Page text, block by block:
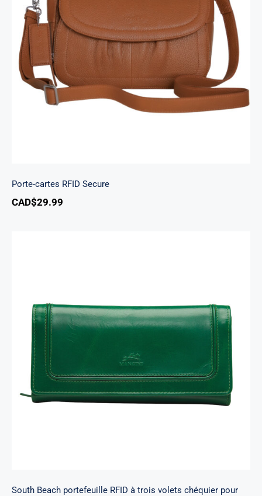
Porte-cartes RFID Secure
Porte-cartes RFID Secure
CAD$29.99
South Beach portefeuille RFID à trois volets
chéquier pour dames
South Beach portefeuille RFID à trois volets chéquier pour